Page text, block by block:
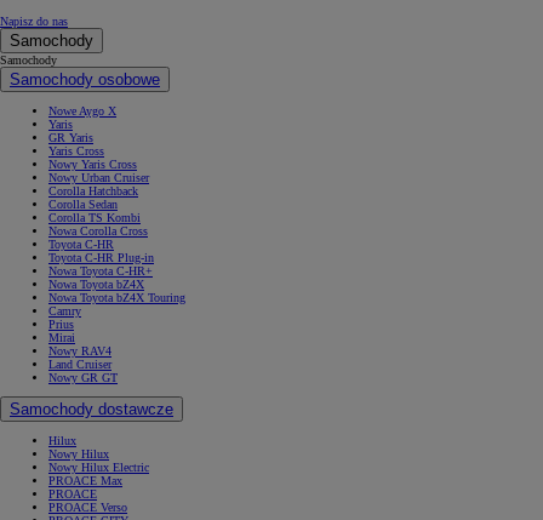
Napisz do nas
Samochody
Samochody
Samochody osobowe
Nowe Aygo X
Yaris
GR Yaris
Yaris Cross
Nowy Yaris Cross
Nowy Urban Cruiser
Corolla Hatchback
Corolla Sedan
Corolla TS Kombi
Nowa Corolla Cross
Toyota C-HR
Toyota C-HR Plug-in
Nowa Toyota C-HR+
Nowa Toyota bZ4X
Nowa Toyota bZ4X Touring
Camry
Prius
Mirai
Nowy RAV4
Land Cruiser
Nowy GR GT
Samochody dostawcze
Hilux
Nowy Hilux
Nowy Hilux Electric
PROACE Max
PROACE
PROACE Verso